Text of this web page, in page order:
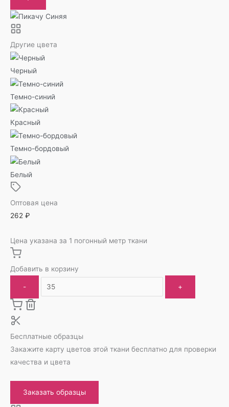
Другие цвета
Черный
Темно-синий
Красный
Темно-бордовый
Белый
Оптовая цена
262 ₽
Цена указана за 1 погонный метр ткани
Добавить в корзину
- +
Бесплатные образцы
Закажите карту цветов этой ткани бесплатно для проверки
качества и цвета
Заказать образцы